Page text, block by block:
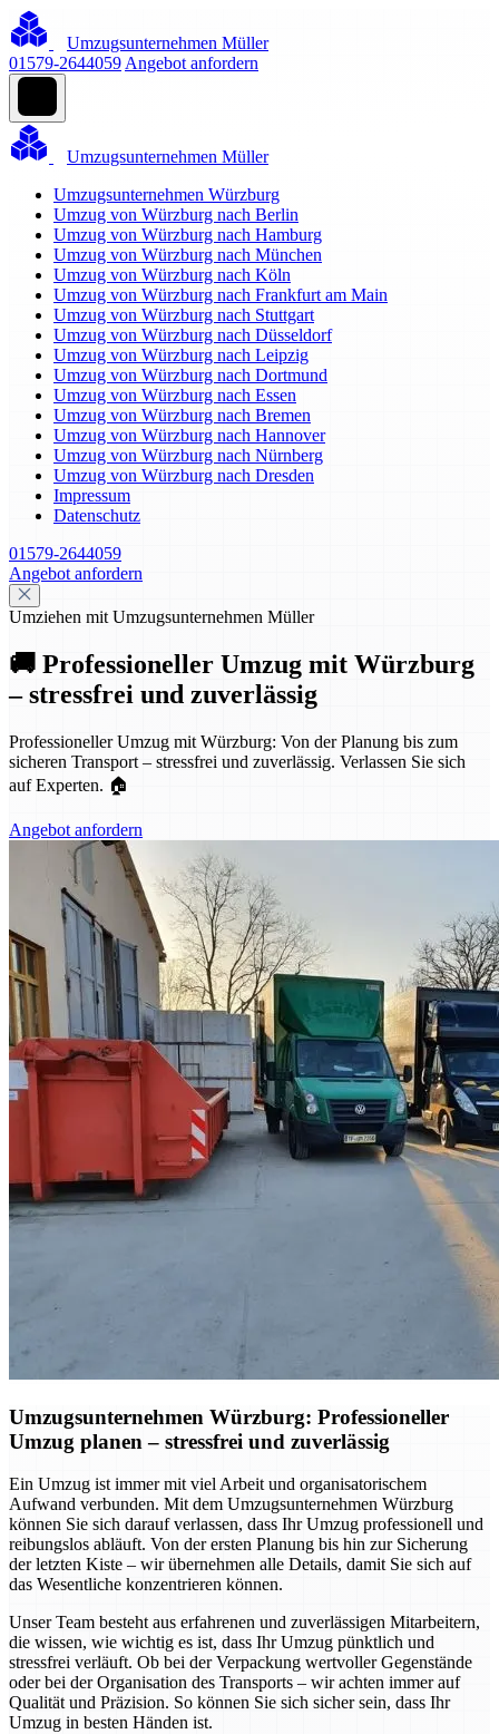
Umzugsunternehmen Müller
01579-2644059 Angebot anfordern
Umzugsunternehmen Müller
Umzugsunternehmen Würzburg
Umzug von Würzburg nach Berlin
Umzug von Würzburg nach Hamburg
Umzug von Würzburg nach München
Umzug von Würzburg nach Köln
Umzug von Würzburg nach Frankfurt am Main
Umzug von Würzburg nach Stuttgart
Umzug von Würzburg nach Düsseldorf
Umzug von Würzburg nach Leipzig
Umzug von Würzburg nach Dortmund
Umzug von Würzburg nach Essen
Umzug von Würzburg nach Bremen
Umzug von Würzburg nach Hannover
Umzug von Würzburg nach Nürnberg
Umzug von Würzburg nach Dresden
Impressum
Datenschutz
01579-2644059
Angebot anfordern
Umziehen mit Umzugsunternehmen Müller
🚚 Professioneller Umzug mit Würzburg
– stressfrei und zuverlässig
Professioneller Umzug mit Würzburg: Von der Planung bis zum
sicheren Transport – stressfrei und zuverlässig. Verlassen Sie sich
auf Experten. 🏠
Angebot anfordern
Umzugsunternehmen Würzburg: Professioneller
Umzug planen – stressfrei und zuverlässig
Ein Umzug ist immer mit viel Arbeit und organisatorischem
Aufwand verbunden. Mit dem Umzugsunternehmen Würzburg
können Sie sich darauf verlassen, dass Ihr Umzug professionell und
reibungslos abläuft. Von der ersten Planung bis hin zur Sicherung
der letzten Kiste – wir übernehmen alle Details, damit Sie sich auf
das Wesentliche konzentrieren können.
Unser Team besteht aus erfahrenen und zuverlässigen Mitarbeitern,
die wissen, wie wichtig es ist, dass Ihr Umzug pünktlich und
stressfrei verläuft. Ob bei der Verpackung wertvoller Gegenstände
oder bei der Organisation des Transports – wir achten immer auf
Qualität und Präzision. So können Sie sich sicher sein, dass Ihr
Umzug in besten Händen ist.